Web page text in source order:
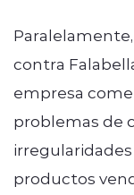
contra
empresa
problemas de
productos